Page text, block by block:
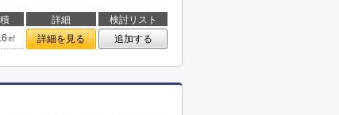
詳細
検討リスト
㎡ 詳細を見る 追加する